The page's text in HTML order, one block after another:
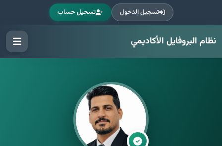
تسجيل الدخول تسجيل حساب
نظام البروفايل الأكاديمي